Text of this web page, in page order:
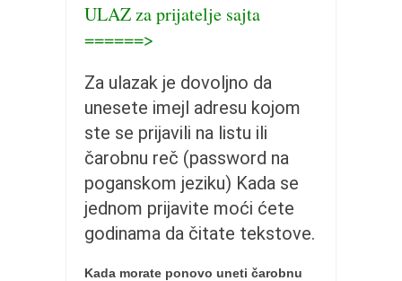
Okinava karate
moje beleške
istorija karatea
bubishi
kihon
ULAZ za prijatelje sajta
======>
Za ulazak je dovoljno da
unesete imejl adresu kojom
ste se prijavili na listu ili
čarobnu reč (password na
poganskom jeziku) Kada se
jednom prijavite moći ćete
godinama da čitate tekstove.
Kada morate ponovo uneti čarobnu